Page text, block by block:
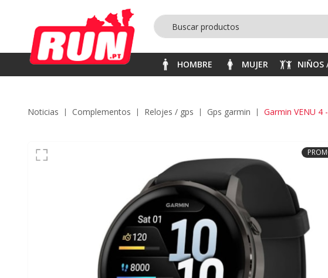
HOMBRE MUJER NIÑOS
Noticias complementos relojes / gps gps garmin Garmin VENU 4